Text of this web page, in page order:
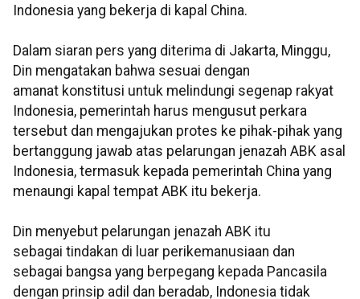
Indonesia yang bekerja di kapal China.
Dalam siaran pers yang diterima di Jakarta, Minggu,
Din mengatakan bahwa sesuai dengan
amanat konstitusi untuk melindungi segenap rakyat
Indonesia, pemerintah harus mengusut perkara
tersebut dan mengajukan protes ke pihak-pihak yang
bertanggung jawab atas pelarungan jenazah ABK asal
Indonesia, termasuk kepada pemerintah China yang
menaungi kapal tempat ABK itu bekerja.
Din menyebut pelarungan jenazah ABK itu
sebagai tindakan di luar perikemanusiaan dan
sebagai bangsa yang berpegang kepada Pancasila
dengan prinsip adil dan beradab, Indonesia tidak